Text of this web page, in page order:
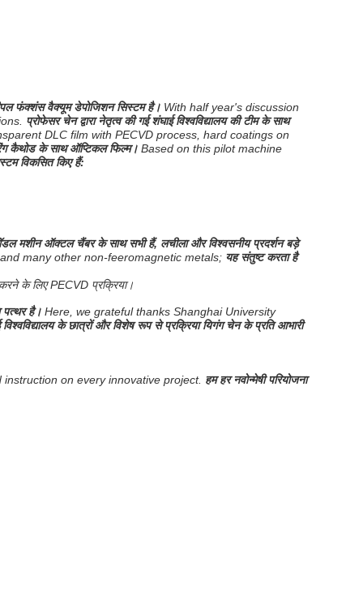
फंक्शंस वैक्यूम डेपोजिशन सिस्टम है। With half year's discussion
प्रोफेसर चेन द्वारा नेतृत्व की गई शंघाई विश्वविद्यालय की टीम के साथ
DLC film with PECVD process, hard coatings on
कैथोड के साथ ऑप्टिकल फिल्म। Based on this pilot machine
विकसित किए हैं:
मशीन ऑक्टल चैंबर के साथ सभी हैं, लचीला और विश्वसनीय प्रदर्शन बड़े
many other non-feeromagnetic metals; यह संतुष्ट करता है
के लिए PECVD प्रक्रिया।
पत्थर है। Here, we grateful thanks Shanghai University
विश्वविद्यालय के छात्रों और विशेष रूप से प्रक्रिया यिगंग चेन के प्रति आभारी
on every innovative project. हम हर नवोन्मेषी परियोजना